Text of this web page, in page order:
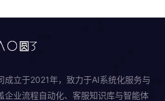
成立于2021年，致力于AI系统化服务与
企业流程自动化、客服知识库与智能体